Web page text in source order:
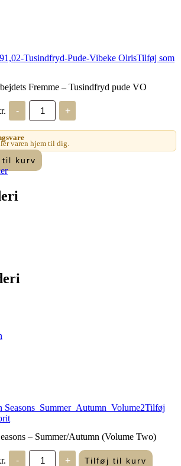
Tilføj som
Fremme – Tusindfryd pude VO
-
Haandarbejdets
Fremme
-
Tusindfryd
pude
VO
antal
+
varen hjem til dig.
kurv
Tilføj
– Summer/Autumn (Volume Two)
-
Life
+ Tilføj til kurv